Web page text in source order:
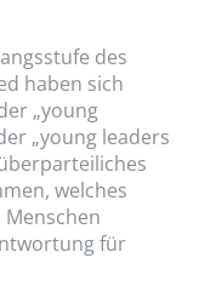
des
haben sich
„young
„young leaders
welches
für